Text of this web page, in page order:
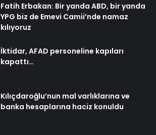
Fatih Erbakan: Bir yanda ABD, bir yanda
YPG biz de Emevi Camii’nde namaz
kılıyoruz
İktidar, AFAD personeline kapıları
kapattı…
Kılıçdaroğlu’nun mal varlıklarına ve
banka hesaplarına haciz konuldu